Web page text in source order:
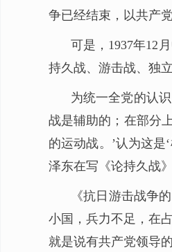
争已经结束，以共产
可是，1937年12
持久战、游击战、独
为统一全党的认
战是辅助的；在部分
的运动战。’认为这
泽东在写《论持久战
《抗日游击战争
小国，兵力不足，在
就是说有共产党领导